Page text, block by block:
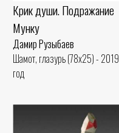
Крик души. Подражание
Мунку
Дамир Рузыбаев
Шамот, глазурь (78x25) - 2019
год